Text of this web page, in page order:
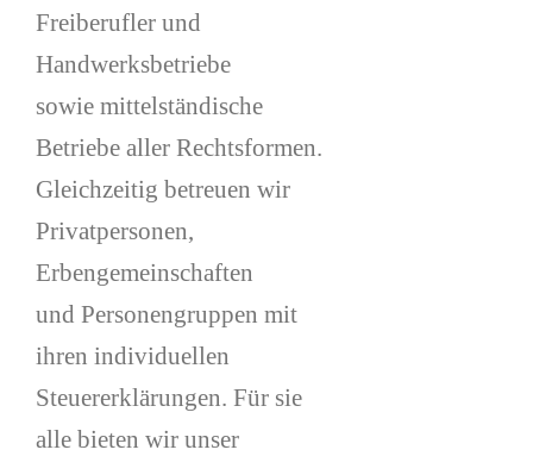
Freiberufler und
Handwerksbetriebe
sowie mittelständische
Betriebe aller Rechtsformen.
Gleichzeitig betreuen wir
Privatpersonen,
Erbengemeinschaften
und Personengruppen mit
ihren individuellen
Steuererklärungen. Für sie
alle bieten wir unser